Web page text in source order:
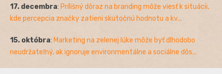
17. decembra: Prílišný dôraz na branding môže viesť k situácii,
kde percepcia značky zatieni skutočnú hodnotu a kv...
15. októbra: Marketing na zelenej lúke môže byť dlhodobo
neudržateľný, ak ignoruje environmentálne a sociálne dôs...